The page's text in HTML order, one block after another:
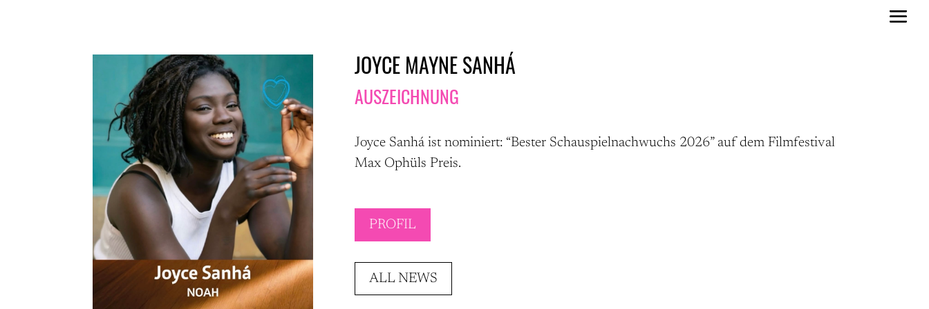
JOYCE MAYNE SANHÁ
AUSZEICHNUNG
Joyce Sanhá ist nominiert: “Bester Schauspielnachwuchs 2026” auf dem Filmfestival
Max Ophüls Preis.
PROFIL
ALL NEWS